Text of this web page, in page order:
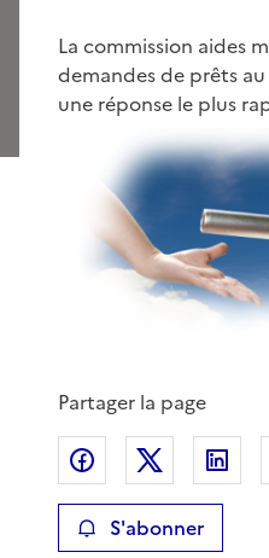
La commission aides
demandes de prêts
une réponse le plus
Partager la page
Partager surPartager
S'abonner